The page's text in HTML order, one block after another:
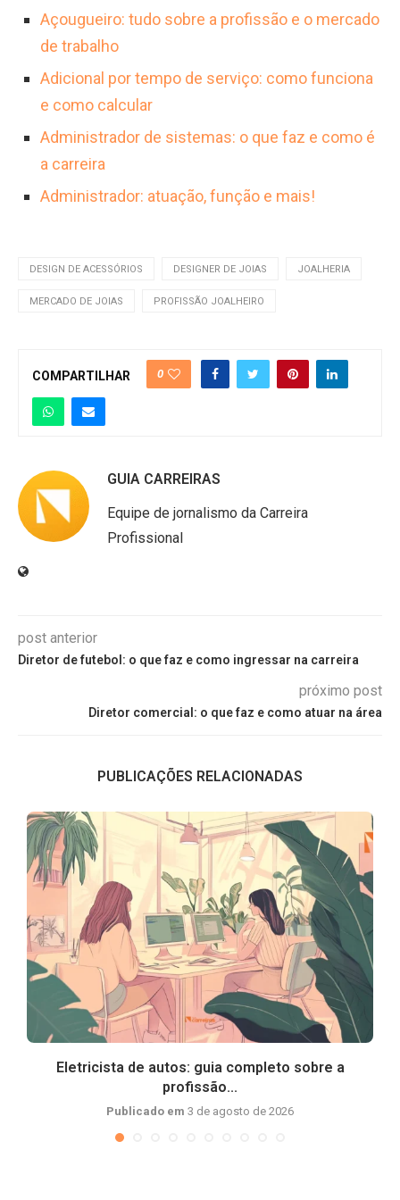
Açougueiro: tudo sobre a profissão e o mercado
de trabalho
Adicional por tempo de serviço: como funciona
e como calcular
Administrador de sistemas: o que faz e como é
a carreira
Administrador: atuação, função e mais!
DESIGN DE ACESSÓRIOS DESIGNER DE JOIAS JOALHERIA
MERCADO DE JOIAS PROFISSÃO JOALHEIRO
COMPARTILHAR 0
GUIA CARREIRAS
Equipe de jornalismo da Carreira
Profissional
post anterior
Diretor de futebol: o que faz e como ingressar na carreira
próximo post
Diretor comercial: o que faz e como atuar na área
PUBLICAÇÕES RELACIONADAS
Eletricista de autos: guia completo sobre a
profissão...
Publicado em 3 de agosto de 2026